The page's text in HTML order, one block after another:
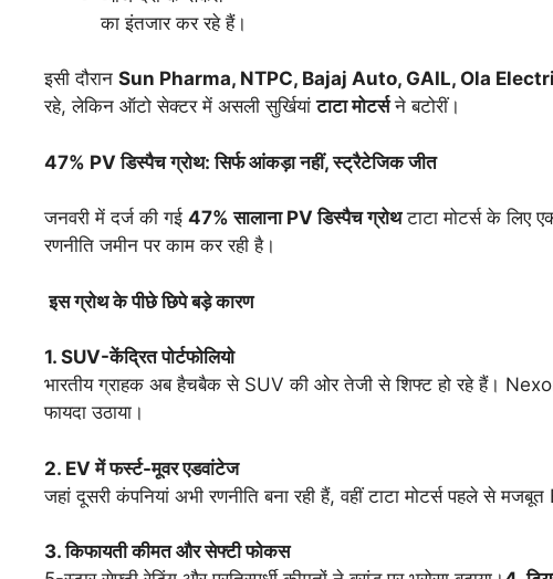
का इंतजार कर रहे हैं।
इसी दौरान Sun Pharma, NTPC, Bajaj Auto, GAIL, Ola
रहे, लेकिन ऑटो सेक्टर में असली सुर्खियांटाटामोटर्सने बटोरीं।
47% PVडिस्पैचग्रोथ:सिर्फआंकड़ानहीं,स्ट्रैटेजिकजीत
जनवरी में दर्ज की गई 47%सालाना PVडिस्पैचग्रोथटाटा मोटर्स के लिए
रणनीति जमीन पर काम कर रही है।
इसग्रोथकेपीछेछिपेबड़ेकारण
1. SUV-केंद्रितपोर्टफोलियो
भारतीय ग्राहक अब हैचबैक से SUV की ओर तेजी से शिफ्ट हो रहे हैं।
फायदा उठाया।
2. EVमेंफर्स्ट-मूवरएडवांटेज
जहां दूसरी कंपनियां अभी रणनीति बना रही हैं, वहीं टाटा मोटर्स पहले से
3.किफायतीकीमतऔरसेफ्टीफोकस